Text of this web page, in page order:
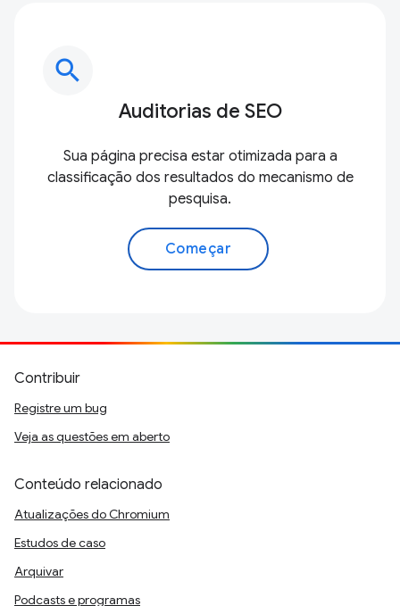
search
Auditorias de SEO
Sua página precisa estar otimizada para a
classificação dos resultados do mecanismo de
pesquisa.
Começar
Contribuir
Registre um bug
Veja as questões em aberto
Conteúdo relacionado
Atualizações do Chromium
Estudos de caso
Arquivar
Podcasts e programas